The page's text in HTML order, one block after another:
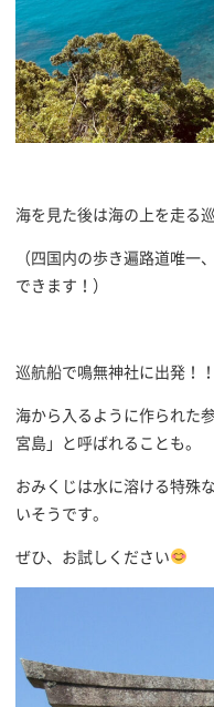
海を見た後は海の上を走る
（四国内の歩き遍路道唯一
できます！）
巡航船で鳴無神社に出発！！
海から入るように作られた
宮島」と呼ばれることも。
おみくじは水に溶ける特殊
いそうです。
ぜひ、お試しください